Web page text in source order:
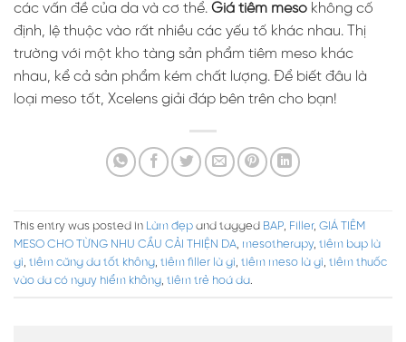
các vấn đề của da và cơ thể. Giá tiêm meso không cố
định, lệ thuộc vào rất nhiều các yếu tố khác nhau. Thị
trường với một kho tàng sản phẩm tiêm meso khác
nhau, kể cả sản phẩm kém chất lượng. Để biết đâu là
loại meso tốt, Xcelens giải đáp bên trên cho bạn!
This entry was posted in Làm đẹp and tagged BAP Filler, GIÁ TIÊM
MESO CHO TỪNG NHU CẦU CẢI THIỆN DA mesotherapy, tiêm bap là
gì tiêm căng da tốt không tiêm filler là gì tiêm meso là gì tiêm thuốc
vào da có nguy hiểm không tiêm trẻ hoá da